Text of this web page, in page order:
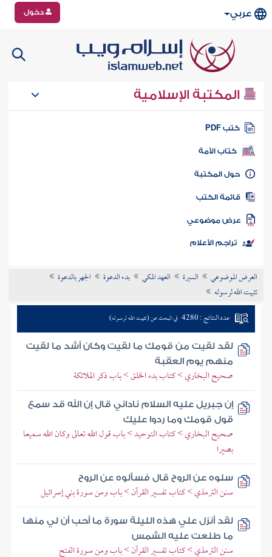
عربي دخول
المكتبة الإسلامية
كتب PDF
كتاب الأمة
المكتبة
الكتب
موضوعي
تراجم الأعلام
العرض الموضوعي السيرة العهد المكي بدء الدعوة
الجهر بالدعوة
تثبيت الله لرسوله
عدد النتائج : 4280 في البحث عن (تثبيت الله لرسوله)
لقد لقيت من قومك ما لقيت وكان أشد ما لقيت
منهم يوم العقبة
صحيح البخاري > كتاب بدء الخلق > باب ذكر الملائكة
إن جبريل عليه السلام ناداني قال إن الله قد سمع
قول قومك وما ردوا عليك
صحيح البخاري > كتاب التوحيد > باب قول الله تعالى وكان الله سميعا
بصيرا
سلوه عن الروح قال فسألوه عن الروح
سنن الترمذي > كتاب تفسير القرآن > باب ومن سورة بني إسرائيل
لقد أنزل علي هذه الليلة سورة ما أحب أن لي منها
ما طلعت عليه الشمس
سنن الترمذي > كتاب تفسير القرآن > باب ومن سورة الفتح